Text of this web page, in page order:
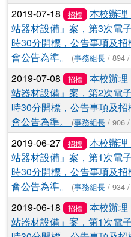
2019-07-18 招標
本校辦
站器材設備」案，第3次電
時30分開標，公告事項及
會公告為準。
(事務組長 / 894 /
2019-07-08 招標
本校辦
站器材設備」案，第2次電
時30分開標，公告事項及
會公告為準。
(事務組長 / 906 /
2019-06-27 招標
本校辦
站器材設備」案，第1次電
時30分開標，公告事項及
會公告為準。
(事務組長 / 934 /
2019-06-18 招標
本校辦
站器材設備」案，第1次電